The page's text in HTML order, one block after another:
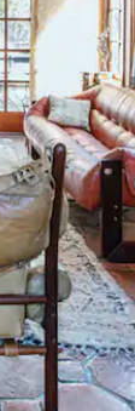
ose